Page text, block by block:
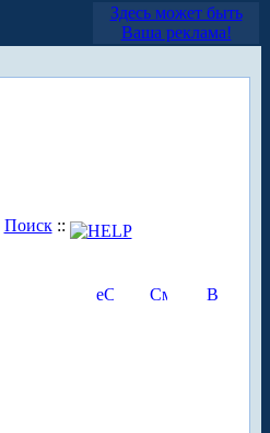
Здесь может быть
Ваша реклама!
Поиск::